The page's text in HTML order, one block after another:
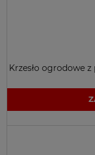
Krzesło ogrodowe